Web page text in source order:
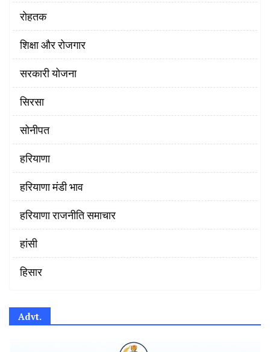
रोहतक
शिक्षा और रोजगार
सरकारी योजना
सिरसा
सोनीपत
हरियाणा
हरियाणा मंडी भाव
हरियाणा राजनीति समाचार
हांसी
हिसार
Advt.